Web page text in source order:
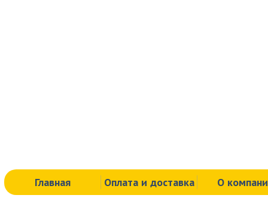
Главная Оплата и доставка О